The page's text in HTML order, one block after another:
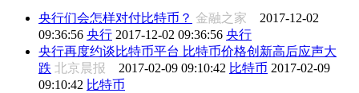
央行们会怎样对付比特币？ 金融之家 2017-12-02
09:36:56 央行 2017-12-02 09:36:56 央行
央行再度约谈比特币平台 比特币价格创新高后应声大
跌 北京晨报 2017-02-09 09:10:42 比特币 2017-02-09
09:10:42 比特币